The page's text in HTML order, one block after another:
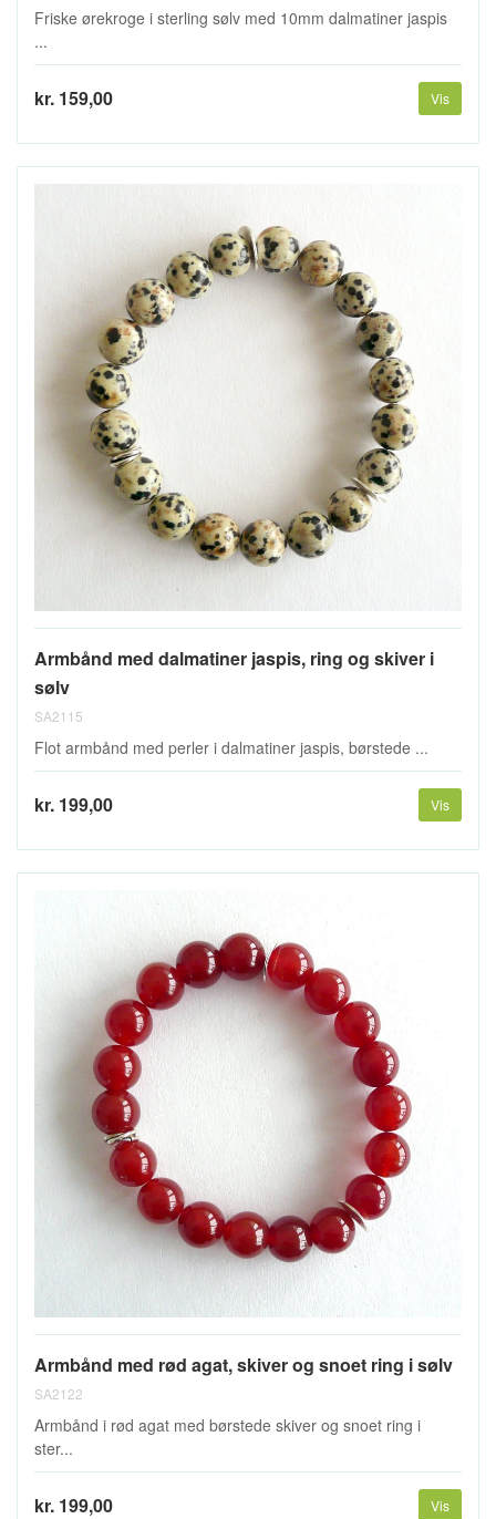
Friske ørekroge i sterling sølv med 10mm dalmatiner jaspis
...
kr. 159,00 Vis
Armbånd med dalmatiner jaspis, ring og skiver i
sølv
SA2115
Flot armbånd med perler i dalmatiner jaspis, børstede ...
kr. 199,00 Vis
Armbånd med rød agat, skiver og snoet ring i sølv
SA2122
Armbånd i rød agat med børstede skiver og snoet ring i
ster...
kr. 199,00 Vis